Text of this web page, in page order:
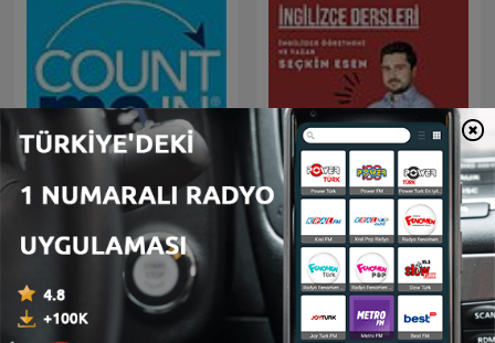
Count Me In® İngilizce Dersleri